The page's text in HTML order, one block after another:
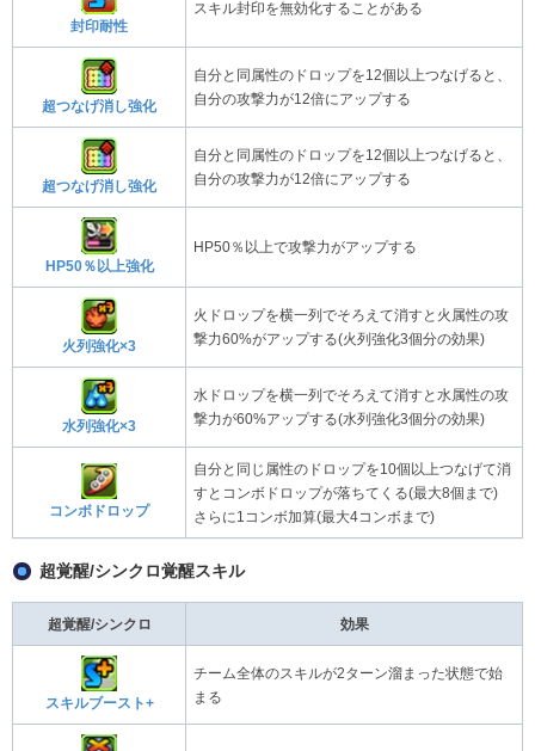
封印耐性
スキル封印を無効化することがある
超つなげ消し強化
自分と同属性のドロップを12個以上つなげると、
自分の攻撃力が12倍にアップする
超つなげ消し強化
自分と同属性のドロップを12個以上つなげると、
自分の攻撃力が12倍にアップする
HP50％以上強化
HP50％以上で攻撃力がアップする
火列強化×3
火ドロップを横一列でそろえて消すと火属性の攻
撃力60%がアップする(火列強化3個分の効果)
水列強化×3
水ドロップを横一列でそろえて消すと水属性の攻
撃力が60%アップする(水列強化3個分の効果)
コンボドロップ
自分と同じ属性のドロップを10個以上つなげて消
すとコンボドロップが落ちてくる(最大8個まで)
さらに1コンボ加算(最大4コンボまで)
超覚醒/シンクロ覚醒スキル
超覚醒/シンクロ 効果
スキルブースト+
チーム全体のスキルが2ターン溜まった状態で始
まる